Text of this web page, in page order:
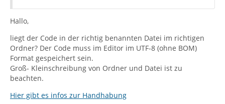
Hallo,
liegt der Code in der richtig benannten Datei im richtigen
Ordner? Der Code muss im Editor im UTF-8 (ohne BOM)
Format gespeichert sein.
Groß- Kleinschreibung von Ordner und Datei ist zu
beachten.
Hier gibt es infos zur Handhabung